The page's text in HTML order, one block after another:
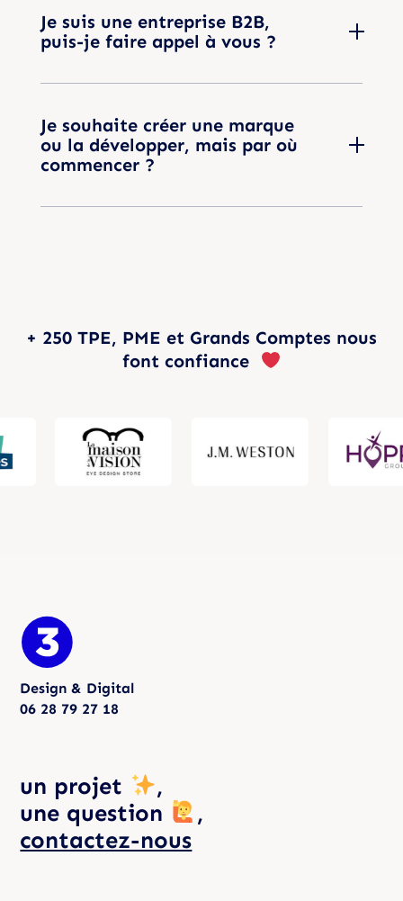
Je suis une entreprise B2B,
puis-je faire appel à vous ?
Je souhaite créer une marque
ou la développer, mais par où
commencer ?
+ 250 TPE, PME et Grands Comptes nous
font confiance
Design & Digital
06 28 79 27 18
un projet
,
une question
,
contactez-nous